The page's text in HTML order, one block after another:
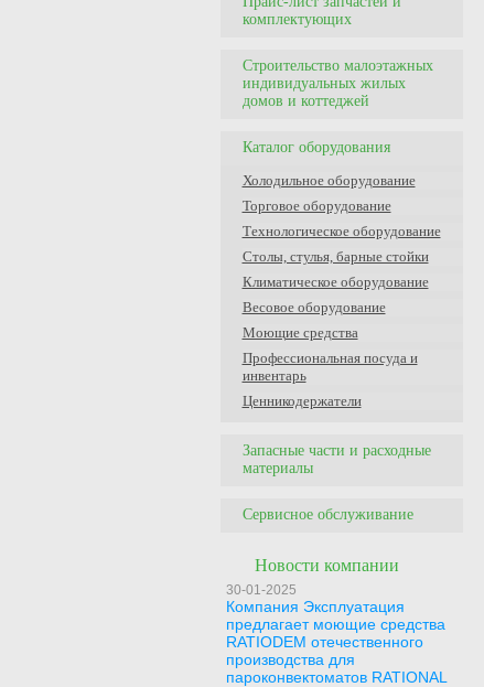
комплектующих
Строительство малоэтажных
индивидуальных жилых
домов и коттеджей
Каталог оборудования
Холодильное оборудование
Торговое оборудование
Технологическое оборудование
Столы, стулья, барные стойки
Климатическое оборудование
Весовое оборудование
Моющие средства
Профессиональная посуда и
инвентарь
Ценникодержатели
Запасные части и расходные
материалы
Сервисное обслуживание
Новости компании
30-01-2025
Компания Эксплуатация
предлагает моющие средства
RATIODEM отечественного
производства для
пароконвектоматов RATIONAL